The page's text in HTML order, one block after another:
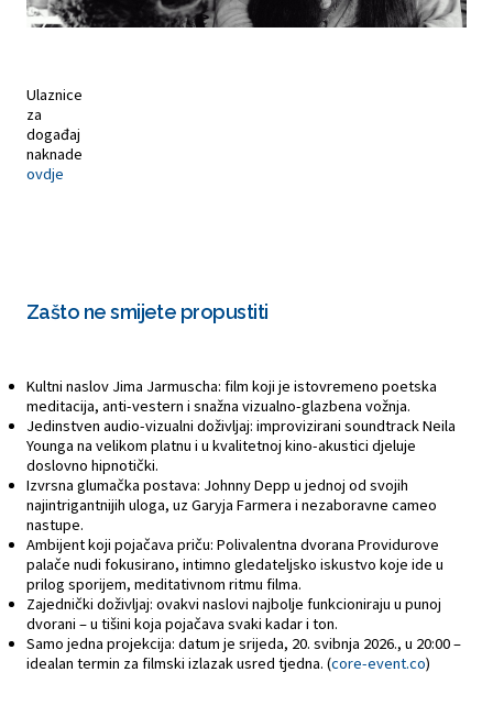
Ulaznice
za
događaj
naknade
ovdje
Zašto ne smijete propustiti
Kultni naslov Jima Jarmuscha: film koji je istovremeno poetska
meditacija, anti-vestern i snažna vizualno-glazbena vožnja.
Jedinstven audio-vizualni doživljaj: improvizirani soundtrack Neila
Younga na velikom platnu i u kvalitetnoj kino-akustici djeluje
doslovno hipnotički.
Izvrsna glumačka postava: Johnny Depp u jednoj od svojih
najintrigantnijih uloga, uz Garyja Farmera i nezaboravne cameo
nastupe.
Ambijent koji pojačava priču: Polivalentna dvorana Providurove
palače nudi fokusirano, intimno gledateljsko iskustvo koje ide u
prilog sporijem, meditativnom ritmu filma.
Zajednički doživljaj: ovakvi naslovi najbolje funkcioniraju u punoj
dvorani – u tišini koja pojačava svaki kadar i ton.
Samo jedna projekcija: datum je srijeda, 20. svibnja 2026., u 20:00 –
idealan termin za filmski izlazak usred tjedna. (core-event.co)